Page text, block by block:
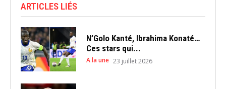
ARTICLES LIÉS
N’Golo Kanté, Ibrahima Konaté…
Ces stars qui...
A la une 23 juillet 2026